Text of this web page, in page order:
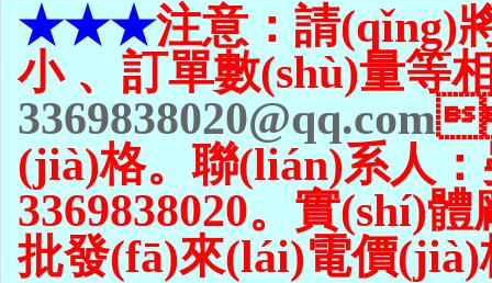
★★★注意：請(qǐng)
小 、訂單數(shù)量等
3369838020@qq.com
(jià)格。聯(lián)系人
3369838020。實(shí)
批發(fā)來(lái)電價(jià)